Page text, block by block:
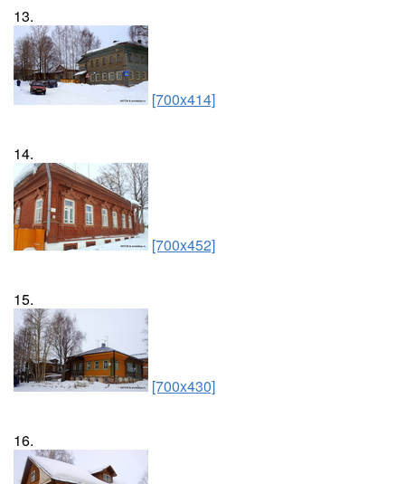
13.
[700x414]
14.
[700x452]
15.
[700x430]
16.